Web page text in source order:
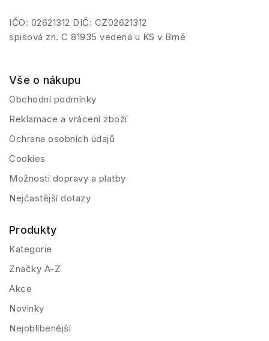
IČO: 02621312 DIČ: CZ02621312
spisová zn. C 81935 vedená u KS v Brně
Vše o nákupu
Obchodní podmínky
Reklamace a vrácení zboží
Ochrana osobních údajů
Cookies
Možnosti dopravy a platby
Nejčastější dotazy
Produkty
Kategorie
Značky A-Z
Akce
Novinky
Nejoblíbenější